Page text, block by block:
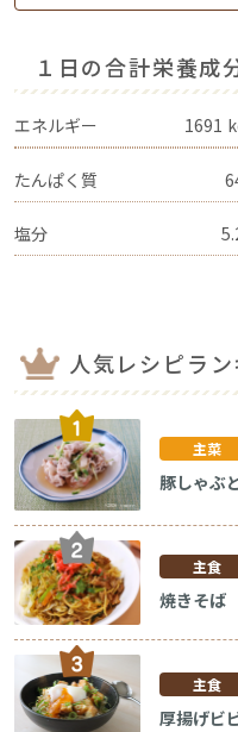
１日の合計栄養成
エネルギー 1691
たんぱく質
塩分
人気レシピラン
主菜
豚しゃぶ
主食
焼きそば
主食
厚揚げビ